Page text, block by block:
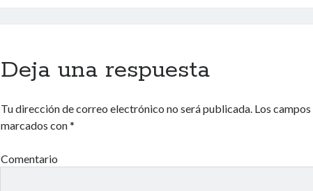
Deja una respuesta
Tu dirección de correo electrónico no será publicada. Los
marcados con*
Comentario